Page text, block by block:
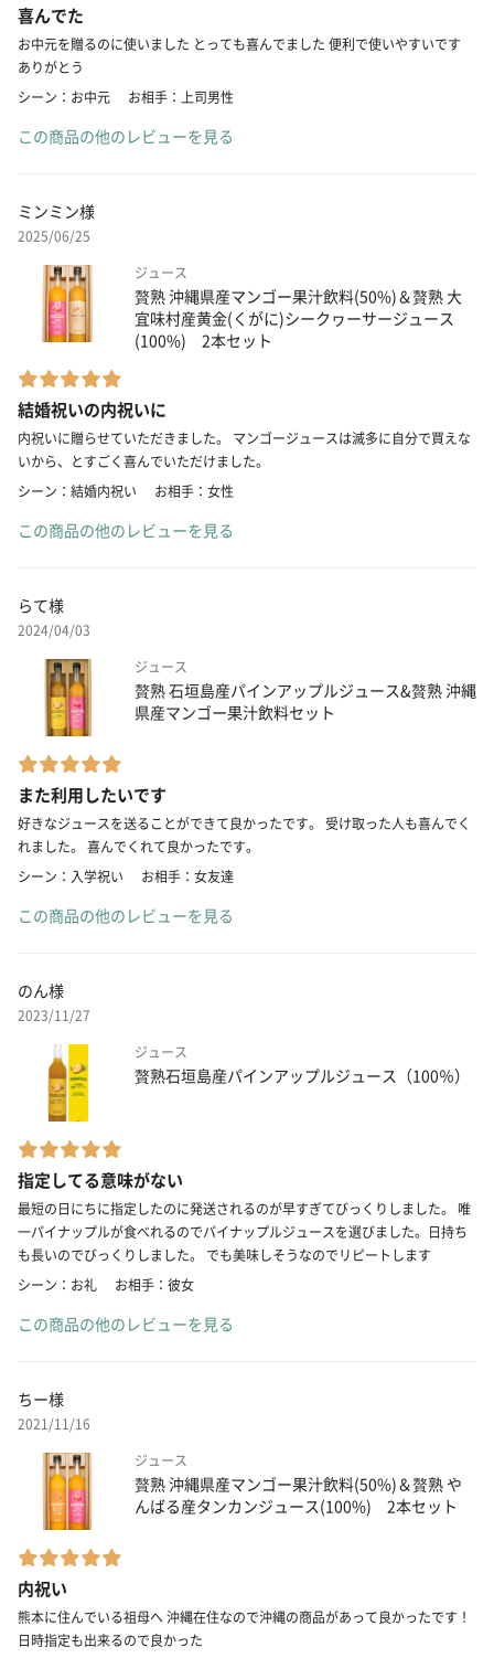
喜んでた
お中元を贈るのに使いました とっても喜んでました 便利で使いやすいです
ありがとう
シーン：お中元
お相手：上司男性
この商品の他のレビューを見る
ミンミン様
2025/06/25
ジュース
贅熟 沖縄県産マンゴー果汁飲料(50%)＆贅熟 大
宜味村産黄金(くがに)シークヮーサージュース
(100%) 2本セット
結婚祝いの内祝いに
内祝いに贈らせていただきました。 マンゴージュースは滅多に自分で買えな
いから、とすごく喜んでいただけました。
シーン：結婚内祝い
お相手：女性
この商品の他のレビューを見る
らて様
2024/04/03
ジュース
贅熟 石垣島産パインアップルジュース&贅熟 沖縄
県産マンゴー果汁飲料セット
また利用したいです
好きなジュースを送ることができて良かったです。 受け取った人も喜んでく
れました。 喜んでくれて良かったです。
シーン：入学祝い
お相手：女友達
この商品の他のレビューを見る
のん様
2023/11/27
ジュース
贅熟石垣島産パインアップルジュース（100％）
指定してる意味がない
最短の日にちに指定したのに発送されるのが早すぎてびっくりしました。 唯
一パイナップルが食べれるのでパイナップルジュースを選びました。日持ち
も長いのでびっくりしました。 でも美味しそうなのでリピートします
シーン：お礼
お相手：彼女
この商品の他のレビューを見る
ちー様
2021/11/16
ジュース
贅熟 沖縄県産マンゴー果汁飲料(50%)＆贅熟 や
んばる産タンカンジュース(100%) 2本セット
内祝い
熊本に住んでいる祖母へ 沖縄在住なので沖縄の商品があって良かったです！
日時指定も出来るので良かった